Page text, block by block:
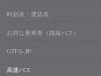
時刻表・運賃表
お得な乗車券（路線バス）
GTFS-JP
高速バス